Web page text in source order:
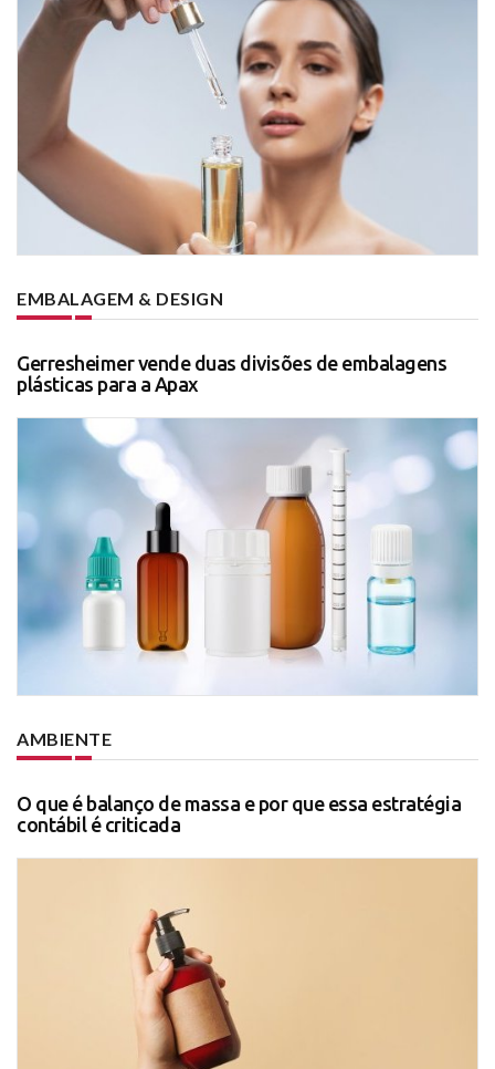
EMBALAGEM & DESIGN
Gerresheimer vende duas divisões de embalagens
plásticas para a Apax
AMBIENTE
O que é balanço de massa e por que essa estratégia
contábil é criticada